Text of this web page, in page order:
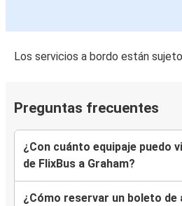
Los servicios a bordo están
Preguntas frecuentes
¿Con cuánto equipaje puedo
de FlixBus a Graham?
¿Cómo reservar un boleto de